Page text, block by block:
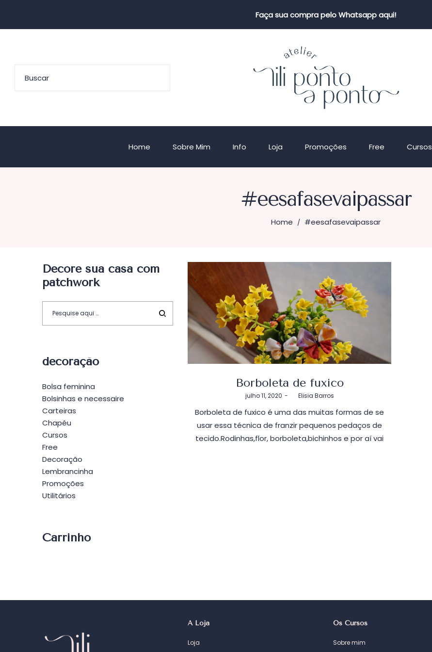
Faça sua compra pelo Whatsapp aqui!
Home Sobre Mim Info Loja Promoções Free Cursos
#eesafasevaipassar
Home / #eesafasevaipassar
Borboleta de fuxico
Postado
julho 11, 2020 byElisia Barros
Borboleta de fuxico é uma das muitas formas de se
usar essa técnica de franzir pequenos pedaços de
tecido.Rodinhas,flor, borboleta,bichinhos e por aí vai
Decore sua casa com
patchwork
decoração
Bolsa feminina
Bolsinhas e necessaire
Carteiras
Chapéu
Cursos
Free
Decoração
Lembrancinha
Promoções
Utilitários
Carrinho
A Loja
Loja
Os Cursos
Sobre mim